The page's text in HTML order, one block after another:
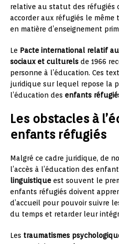
relative au statut des réfugiés
accorder aux réfugiés le
en matière d’enseignement
Le Pacte international relatif
sociaux et culturels de 1966
personne à l’éducation. Ces
juridique sur lequel repose la
l’éducation des enfants
Les obstacles à
enfants réfugiés
Malgré ce cadre juridique, de
l’accès à l’éducation des
linguistique est souvent le
enfants réfugiés doivent
d’accueil pour pouvoir suivre
du temps et retarder leur
Les traumatismes